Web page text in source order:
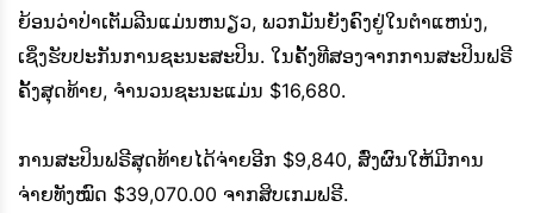
ຍ້ອນວ່າປ່າເຕັມລີນແມ່ນຫນຽວ, ພວກມັນຍັງຄົງຢູ່ໃນຕໍາແຫນ່ງ,
ເຊິ່ງຮັບປະກັນການຊະນະສະປິນ. ໃນຄັ້ງທີສອງຈາກການສະປິນຟຣີ
ຄັ້ງສຸດທ້າຍ, ຈໍານວນຊະນະແມ່ນ $16,680.
ການສະປິນຟຣີສຸດທ້າຍໄດ້ຈ່າຍອີກ $9,840, ສົ່ງຜົນໃຫ້ມີການ
ຈ່າຍທັງໝົດ $39,070.00 ຈາກສິບເກມຟຣີ.